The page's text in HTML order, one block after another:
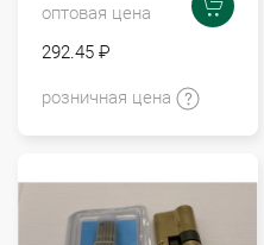
оптовая цена
292.45 ₽
розничная цена